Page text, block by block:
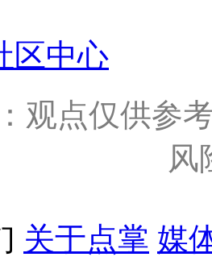
区中心
观点仅供参
风
关于点掌 媒